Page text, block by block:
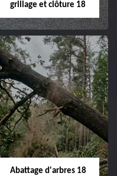
grillage et clôture 18
Pose et
changement
grillage et clôture
18
Spécialiste en pose et
Abattage d'arbres 18